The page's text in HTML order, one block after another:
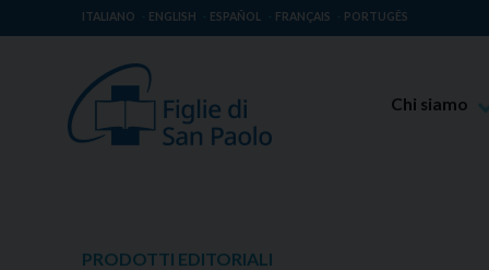
ITALIANO ENGLISH ESPAÑOL FRANÇAIS PORTUGÊS
Chi siamo
PRODOTTI EDITORIALI